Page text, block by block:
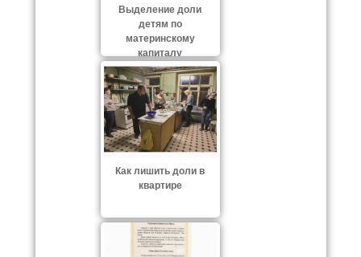
Выделение доли
детям по
материнскому
капиталу
Как лишить доли в
квартире